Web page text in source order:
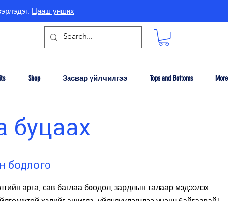
Цааш унших
Shop Засвар үйлчилгээ Tops and Bottoms More
буцаах
бодлого
арга, сав баглаа боодол, зардлын талаар мэдээлэх